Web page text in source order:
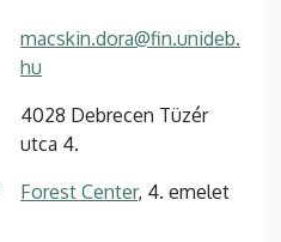
macskin.dora@fin.unideb.
hu
4028 Debrecen Tüzér
utca 4.
Forest Center, 4. emelet